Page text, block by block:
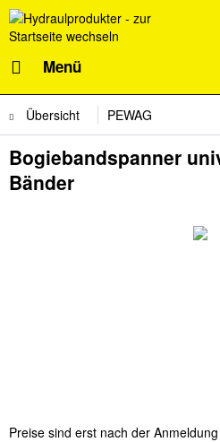
Menü
Übersicht PEWAG
Bogiebandspanner
Bänder
Preise sind erst nach der